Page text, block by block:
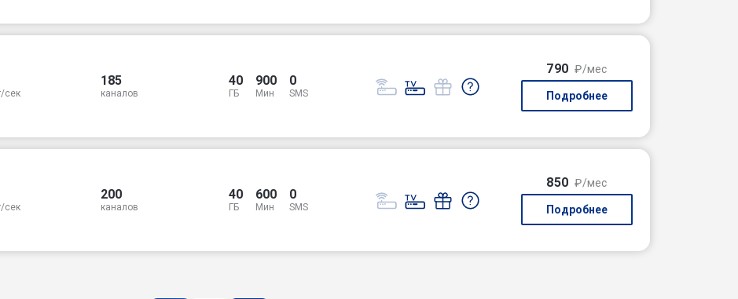
сек
185
каналов
40
ГБ
900
Мин
0
SMS
790 ₽/мес
Подробнее
сек
200
каналов
40
ГБ
600
Мин
0
SMS
850 ₽/мес
Подробнее